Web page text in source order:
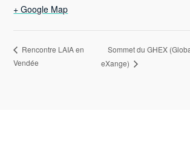
+ Google Map
Rencontre LAIA en
Vendée
Sommet du GHEX
eXange)